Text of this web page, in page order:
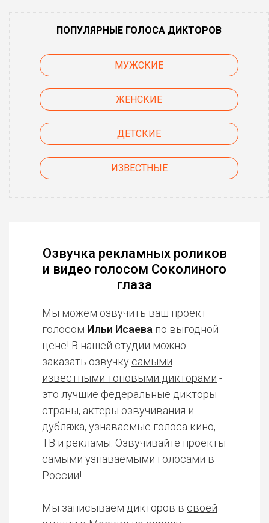
ПОПУЛЯРНЫЕ ГОЛОСА ДИКТОРОВ
МУЖСКИЕ
ЖЕНСКИЕ
ДЕТСКИЕ
ИЗВЕСТНЫЕ
Озвучка рекламных роликов
и видео голосом Соколиного
глаза
Мы можем озвучить ваш проект
голосом Ильи Исаева по выгодной
цене! В нашей студии можно
заказать озвучку самыми
известными топовыми дикторами -
это лучшие федеральные дикторы
страны, актеры озвучивания и
дубляжа, узнаваемые голоса кино,
ТВ и рекламы. Озвучивайте проекты
самыми узнаваемыми голосами в
России!
Мы записываем дикторов в своей